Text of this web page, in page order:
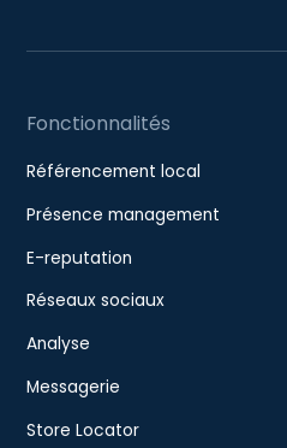
Fonctionnalités
Référencement local
Présence management
E-reputation
Réseaux sociaux
Analyse
Messagerie
Store Locator